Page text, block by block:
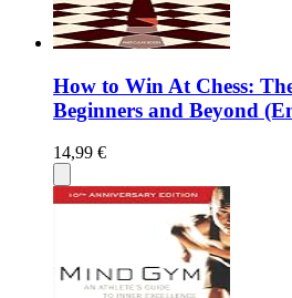
How to Win At Chess:
Beginners and Beyond
14,99 €